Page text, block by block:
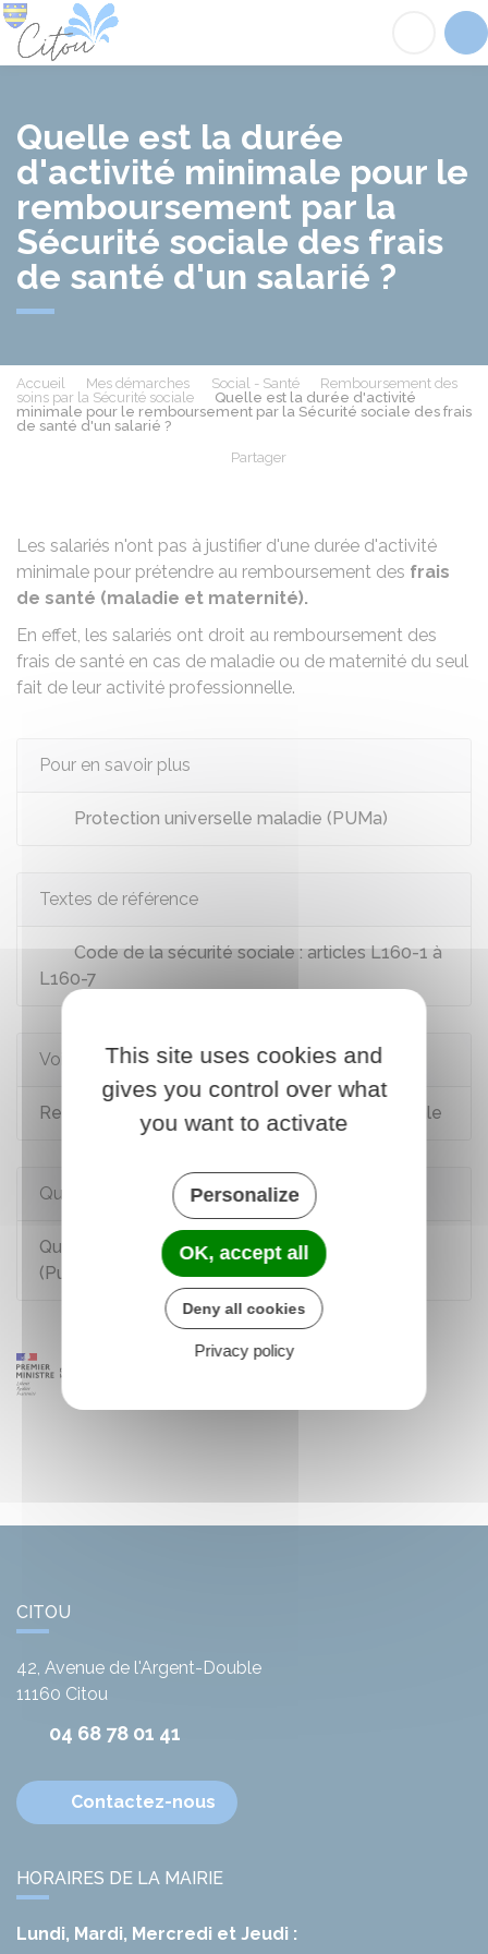
Quelle est la durée
d'activité minimale pour le
remboursement par la
Sécurité sociale des frais
de santé d'un salarié ?
Accueil Mes démarches Social - Santé
Remboursement des
soins par la Sécurité sociale
Quelle est la durée d'activité
minimale pour le remboursement par la Sécurité sociale des frais
de santé d'un salarié ?
Partager
Les salariés n'ont pas à justifier d'une durée d'activité
minimale pour prétendre au remboursement des frais
de santé (maladie et maternité).
En effet, les salariés ont droit au remboursement des
frais de santé en cas de maladie ou de maternité du seul
fait de leur activité professionnelle.
Pour en savoir plus
Protection universelle maladie (PUMa)
Textes de référence
Code de la sécurité sociale : articles L160-1 à
L160-7
Voir aussi
Remboursement des soins par la Sécurité sociale
Questions ? Réponses !
Qu'est-ce que la protection universelle maladie
(Puma) ?
CITOU
42, Avenue de l'Argent-Double
11160 Citou
04 68 78 01 41
Contactez-nous
HORAIRES DE LA MAIRIE
Lundi, Mardi, Mercredi et Jeudi :
This site uses cookies and
gives you control over what
you want to activate
Personalize
OK, accept all
Deny all cookies
Privacy policy